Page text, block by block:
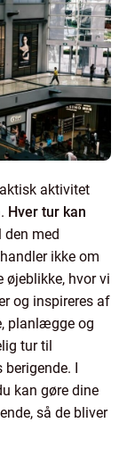
aktivitet
Hver tur kan
den med
ikke om
øjeblikke, hvor vi
og inspireres af
planlægge og
tur til
I
kan gøre dine
så de bliver